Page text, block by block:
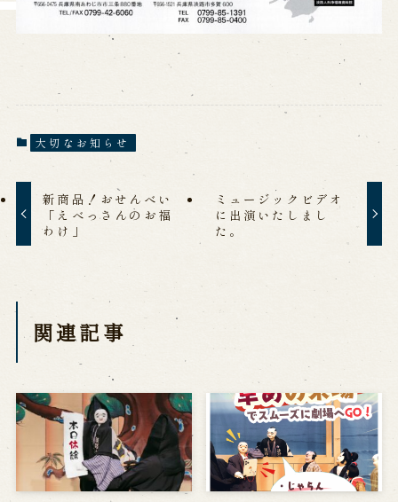
大切なお知らせ
新商品！おせんべい
「えべっさんのお福
わけ」
ミュージックビデオ
に出演いたしまし
た。
関連記事